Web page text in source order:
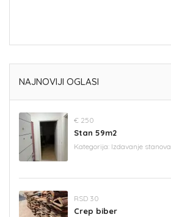
NAJNOVIJI OGLASI
€ 250
Stan 59m2
Kategorija: Izdavanje stanova
RSD 30
Crep biber